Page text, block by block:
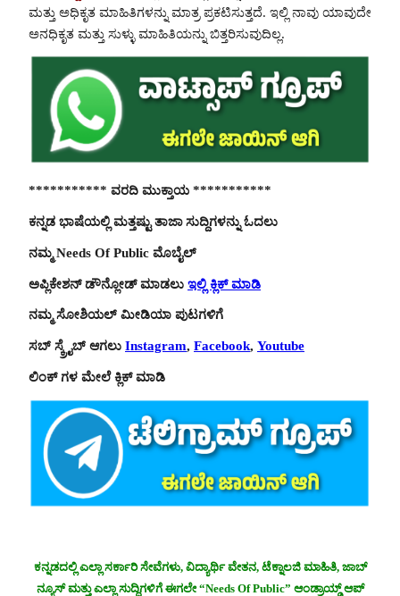
ಮತ್ತು ಅಧಿಕೃತ ಮಾಹಿತಿಗಳನ್ನು ಮಾತ್ರ ಪ್ರಕಟಿಸುತ್ತದೆ. ಇಲ್ಲಿ ನಾವು ಯಾವುದೇ
ಅನಧಿಕೃತ ಮತ್ತು ಸುಳ್ಳು ಮಾಹಿತಿಯನ್ನು ಬಿತ್ತರಿಸುವುದಿಲ್ಲ.
*********** ವರದಿ ಮುಕ್ತಾಯ ***********
ಕನ್ನಡ ಭಾಷೆಯಲ್ಲಿ ಮತ್ತಷ್ಟು ತಾಜಾ ಸುದ್ದಿಗಳನ್ನು ಓದಲು
ನಮ್ಮ Needs Of Public ಮೊಬೈಲ್
ಅಪ್ಲಿಕೇಶನ್ ಡೌನ್ಲೋಡ್ ಮಾಡಲು ಇಲ್ಲಿ ಕ್ಲಿಕ್ ಮಾಡಿ
ನಮ್ಮ ಸೋಶಿಯಲ್ ಮೀಡಿಯಾ ಪುಟಗಳಿಗೆ
ಸಬ್ ಸ್ಕ್ರೈಬ್ ಆಗಲು Instagram, Facebook, Youtube
ಲಿಂಕ್ ಗಳ ಮೇಲೆ ಕ್ಲಿಕ್ ಮಾಡಿ
ಕನ್ನಡದಲ್ಲಿ ಎಲ್ಲಾ ಸರ್ಕಾರಿ ಸೇವೆಗಳು, ವಿದ್ಯಾರ್ಥಿ ವೇತನ, ಟೆಕ್ನಾಲಜಿ ಮಾಹಿತಿ, ಜಾಬ್
ನ್ಯೂಸ್ ಮತ್ತು ಎಲ್ಲಾ ಸುದ್ದಿಗಳಿಗೆ ಈಗಲೇ “Needs Of Public” ಆಂಡ್ರಾಯ್ಡ್ ಆಪ್